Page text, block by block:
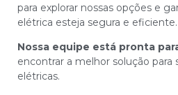
para explorar nossas opções e
elétrica esteja segura e eficiente.
Nossa equipe está pronta
encontrar a melhor solução para
elétricas.